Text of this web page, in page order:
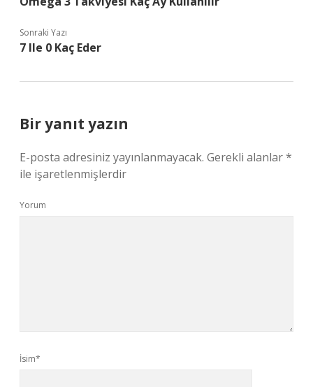
Sonraki Yazı
7 Ile 0 Kaç Eder
Bir yanıt yazın
E-posta adresiniz yayınlanmayacak. Gerekli alanlar*
ile işaretlenmişlerdir
Yorum
İsim*